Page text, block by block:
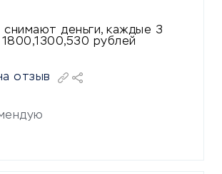
снимают деньги, каждые 3
рублей
отзыв